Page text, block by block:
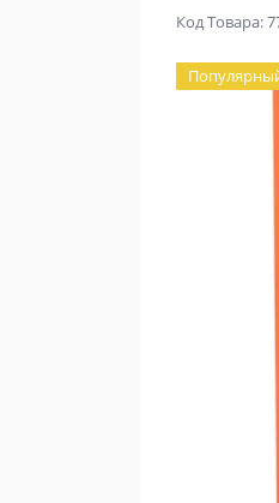
Код Товара: